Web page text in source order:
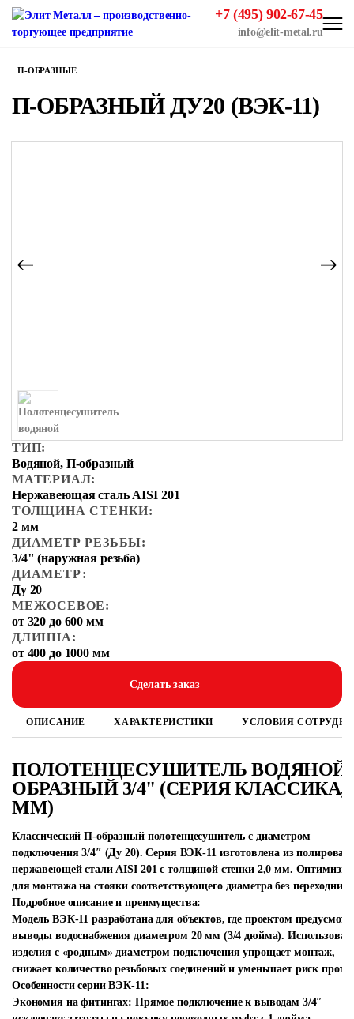
+7 (495) 902-67-45
info@elit-metal.ru
П-ОБРАЗНЫЕ
П-ОБРАЗНЫЙ ДУ20 (ВЭК-11)
ТИП:
Водяной, П-образный
МАТЕРИАЛ:
Нержавеющая сталь AISI 201
ТОЛЩИНА СТЕНКИ:
2 мм
ДИАМЕТР РЕЗЬБЫ:
3/4" (наружная резьба)
ДИАМЕТР:
Ду 20
МЕЖОСЕВОЕ:
от 320 до 600 мм
ДЛИННА:
от 400 до 1000 мм
Сделать заказ
ОПИСАНИЕ ХАРАКТЕРИСТИКИ УСЛОВИЯ
ПОЛОТЕНЦЕСУШИТЕЛЬ ВОДЯНОЙ
ОБРАЗНЫЙ 3/4" (СЕРИЯ КЛАССИКА,
ММ)
Классический П-образный полотенцесушитель с диаметром
подключения3/4″ (Ду 20). Серия ВЭК-11 изготовлена из
нержавеющей стали AISI 201 с толщиной стенки 2,0 мм.
для монтажа на стояки соответствующего диаметра без
Подробное описание и преимущества:
Модель ВЭК-11 разработана для объектов, где проектом
выводы водоснабжения диаметром 20 мм (3/4 дюйма).
изделия с «родным» диаметром подключения упрощает монтаж,
снижает количество резьбовых соединений и уменьшает риск
Особенности серии ВЭК-11:
Экономия на фитингах: Прямое подключение к выводам 3/4″